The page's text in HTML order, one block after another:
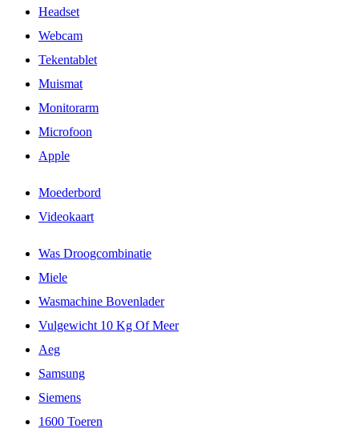
Headset
Webcam
Tekentablet
Muismat
Monitorarm
Microfoon
Apple
Moederbord
Videokaart
Was Droogcombinatie
Miele
Wasmachine Bovenlader
Vulgewicht 10 Kg Of Meer
Aeg
Samsung
Siemens
1600 Toeren